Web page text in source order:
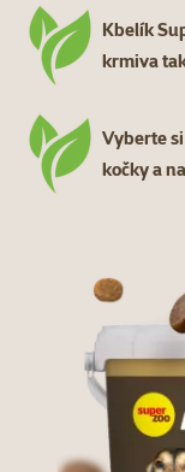
Kbelík
krmiva
Vyberte
kočky a